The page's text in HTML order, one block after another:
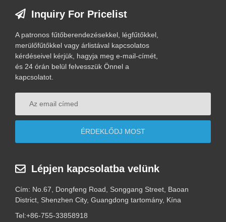
Inquiry For Pricelist
A patronos fűtőberendezésekkel, légfűtőkkel,
merülőfűtőkkel vagy árlistával kapcsolatos
kérdéseivel kérjük, hagyja meg e-mail-címét,
és 24 órán belül felvesszük Önnel a
kapcsolatot.
Lépjen kapcsolatba velünk
Cím: No.67, Dongfeng Road, Songgang Street, Baoan
District, Shenzhen City, Guangdong tartomány, Kína
Tel:+86-755-33858918